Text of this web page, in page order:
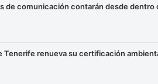
de comunicación contarán desde dentro
Tenerife renueva su certificación